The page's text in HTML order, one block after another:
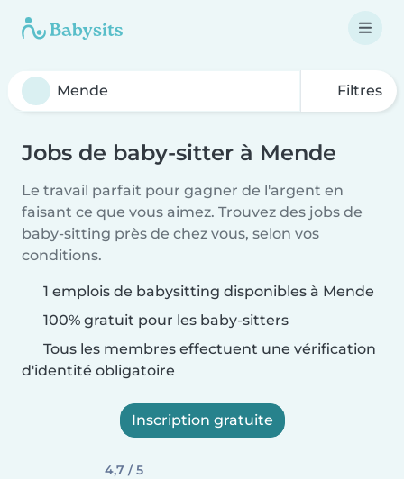
Filtres
Jobs de baby-sitter à Mende
Le travail parfait pour gagner de l'argent en
faisant ce que vous aimez. Trouvez des jobs de
baby-sitting près de chez vous, selon vos
conditions.
1 emplois de babysitting disponibles à Mende
100% gratuit pour les baby-sitters
Tous les membres effectuent une vérification
d'identité obligatoire
Inscription gratuite
4,7 / 5